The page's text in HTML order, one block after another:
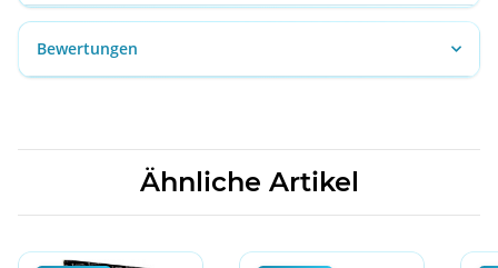
Bewertungen
Ähnliche Artikel